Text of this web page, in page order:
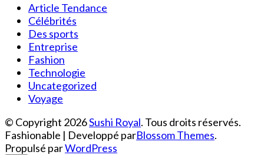
Article Tendance
Célébrités
Des sports
Entreprise
Fashion
Technologie
Uncategorized
Voyage
© Copyright 2026Sushi Royal. Tous droits réservés.
Fashionable | Developpé parBlossom Themes.
Propulsé parWordPress